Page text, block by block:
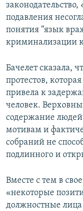
законодательство,
подавления
понятия “язык
криминализации
Бачелет сказала,
протестов,
привела к
человек.
содержание
мотивам и
собраний не
подлинного и
Вместе с тем в
«некоторые
должностные лица